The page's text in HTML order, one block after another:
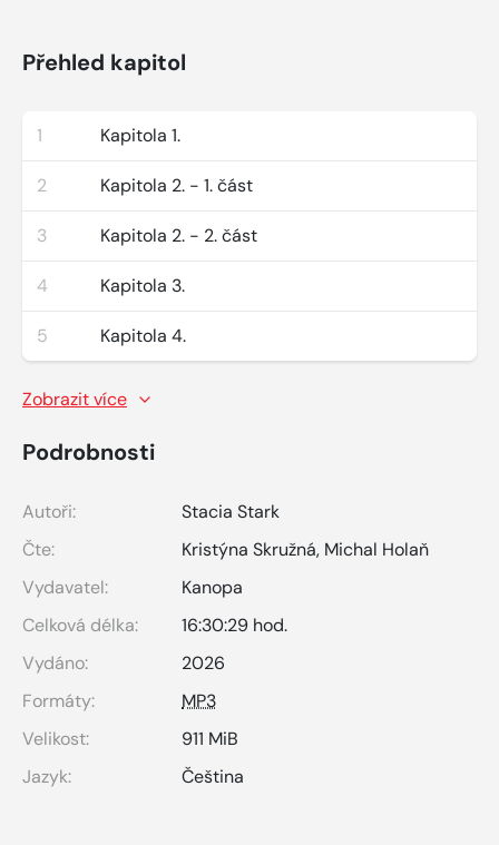
Přehled kapitol
1 Kapitola 1.
2 Kapitola 2. - 1. část
3 Kapitola 2. - 2. část
4 Kapitola 3.
5 Kapitola 4.
Zobrazit více
Podrobnosti
Autoři:
Stacia Stark
Čte:
Kristýna Skružná, Michal Holaň
Vydavatel:
Kanopa
Celková délka:
16:30:29 hod.
Vydáno:
2026
Formáty:
MP3
Velikost:
911 MiB
Jazyk:
Čeština